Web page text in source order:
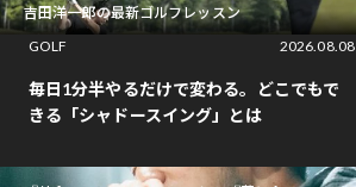
吉田洋一郎の最新ゴルフレッスン
GOLF
2026.08.08
毎日1分半やるだけで変わる。どこでもで
きる「シャドースイング」とは